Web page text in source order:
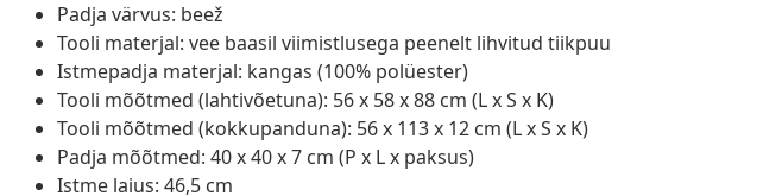
Padja värvus: beež
Tooli materjal: vee baasil viimistlusega peenelt lihvitud tiikpuu
Istmepadja materjal: kangas (100% polüester)
Tooli mõõtmed (lahtivõetuna): 56 x 58 x 88 cm (L x S x K)
Tooli mõõtmed (kokkupanduna): 56 x 113 x 12 cm (L x S x K)
Padja mõõtmed: 40 x 40 x 7 cm (P x L x paksus)
Istme laius: 46,5 cm